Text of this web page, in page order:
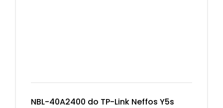
NBL-40A2400 do TP-Link Neffos Y5s